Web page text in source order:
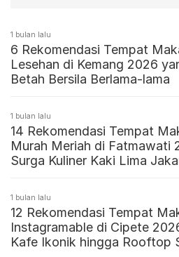
1 bulan lalu
6 Rekomendasi Tempat
Lesehan di Kemang 2026
Betah Bersila Berlama-lama
1 bulan lalu
14 Rekomendasi Tempat
Murah Meriah di Fatmawati
Surga Kuliner Kaki Lima
1 bulan lalu
12 Rekomendasi Tempat
Instagramable di Cipete
Kafe Ikonik hingga Rooftop